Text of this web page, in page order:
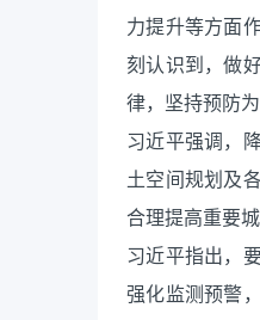
力提升等方面
刻认识到，做
律，坚持预防
习近平强调，
土空间规划及
合理提高重要
习近平指出，
强化监测预警